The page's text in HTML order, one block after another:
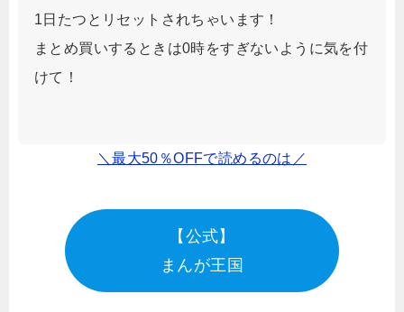
1日たつとリセットされちゃいます！
まとめ買いするときは0時をすぎないように気を付
けて！
＼最大50％OFFで読めるのは／
【公式】
まんが王国